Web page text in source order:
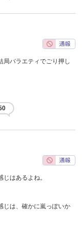
局バラエティでごり押し
はあるよね。
じは、確かに嵐っぽいか